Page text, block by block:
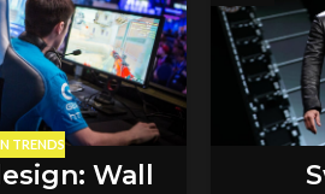
TRENDS
Wall